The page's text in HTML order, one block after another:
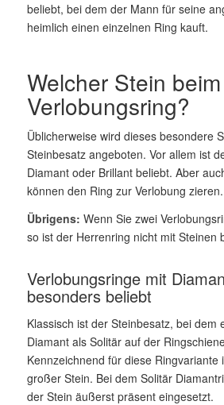
beliebt, bei dem der Mann für seine
heimlich einen einzelnen Ring kauft.
Welcher Stein beim
Verlobungsring?
Üblicherweise wird dieses besondere
Steinbesatz angeboten. Vor allem ist
Diamant oder Brillant beliebt. Aber
können den Ring zur Verlobung zieren.
Übrigens: Wenn Sie zwei
so ist der Herrenring nicht mit Steinen
Verlobungsringe mit
besonders beliebt
Klassisch ist der Steinbesatz, bei dem
Diamant als Solitär auf der
Kennzeichnend für diese Ringvariante
großer Stein. Bei dem Solitär
der Stein äußerst präsent eingesetzt.